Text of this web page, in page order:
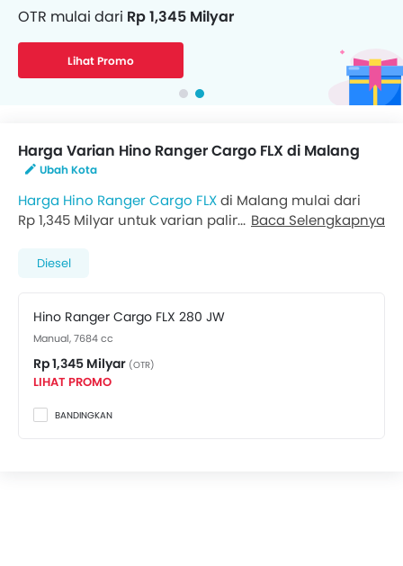
OTR mulai dari Rp 1,345 Milyar
Lihat Promo
Harga Varian Hino Ranger Cargo FLX di Malang
Ubah Kota
Harga Hino Ranger Cargo FLXdi Malang mulai dari
Rp 1,345 Milyar untuk varian paling bawah 280 JW,
Kunjungi
bawah ini.
Baca Selengkapnya
Diesel
Hino Ranger Cargo FLX 280 JW
Manual, 7684 cc
Rp 1,345 Milyar (OTR)
LIHAT PROMO
BANDINGKAN